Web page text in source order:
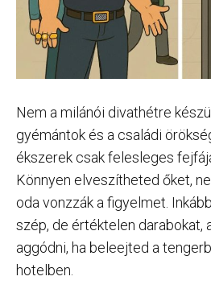
Nem a milánói divathétre
gyémántok és a családi
ékszerek csak felesleges
Könnyen elveszítheted őket,
oda vonzzák a figyelmet.
szép, de értéktelen darabokat,
aggódni, ha beleejted a
hotelben.